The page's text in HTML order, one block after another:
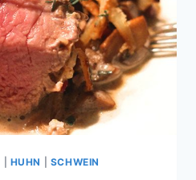
HUHN SCHWEIN